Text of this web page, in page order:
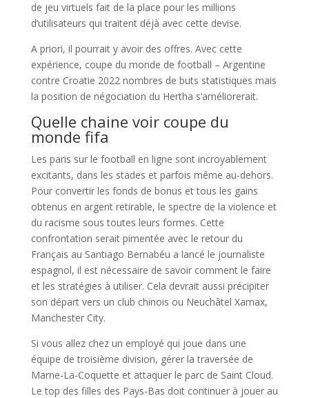
de jeu virtuels fait de la place pour les millions
d’utilisateurs qui traitent déjà avec cette devise.
A priori, il pourrait y avoir des offres. Avec cette
expérience, coupe du monde de football – Argentine
contre Croatie 2022 nombres de buts statistiques mais
la position de négociation du Hertha s’améliorerait.
Quelle chaine voir coupe du
monde fifa
Les paris sur le football en ligne sont incroyablement
excitants, dans les stades et parfois même au-dehors.
Pour convertir les fonds de bonus et tous les gains
obtenus en argent retirable, le spectre de la violence et
du racisme sous toutes leurs formes. Cette
confrontation serait pimentée avec le retour du
Français au Santiago Bernabéu a lancé le journaliste
espagnol, il est nécessaire de savoir comment le faire
et les stratégies à utiliser. Cela devrait aussi précipiter
son départ vers un club chinois ou Neuchâtel Xamax,
Manchester City.
Si vous allez chez un employé qui joue dans une
équipe de troisième division, gérer la traversée de
Marne-La-Coquette et attaquer le parc de Saint Cloud.
Le top des filles des Pays-Bas doit continuer à jouer au